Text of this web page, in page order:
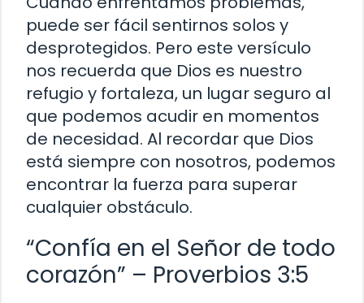
puede ser fácil sentirnos solos y
desprotegidos. Pero este versículo
nos recuerda que Dios es nuestro
refugio y fortaleza, un lugar seguro al
que podemos acudir en momentos
de necesidad. Al recordar que Dios
está siempre con nosotros, podemos
encontrar la fuerza para superar
cualquier obstáculo.
“Confía en el Señor de todo
corazón” – Proverbios 3:5